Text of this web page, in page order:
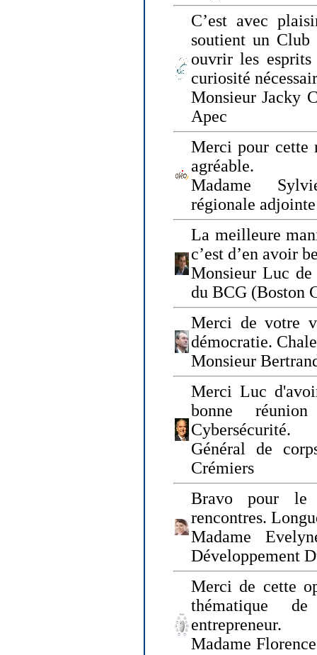
C’est avec
soutient un Club
ouvrir les
curiosité
Monsieur Jacky
Apec
Merci pour cette
agréable.
Madame
régionale
La meilleure
c’est d’en avoir
Monsieur Luc de
du BCG (Boston
Merci de votre
démocratie.
Monsieur
Merci Luc
bonne
Cybersécurité.
Général de
Crémiers
Bravo pour le
rencontres.
Madame
Développement
Merci de cette
thématique
entrepreneur.
Madame